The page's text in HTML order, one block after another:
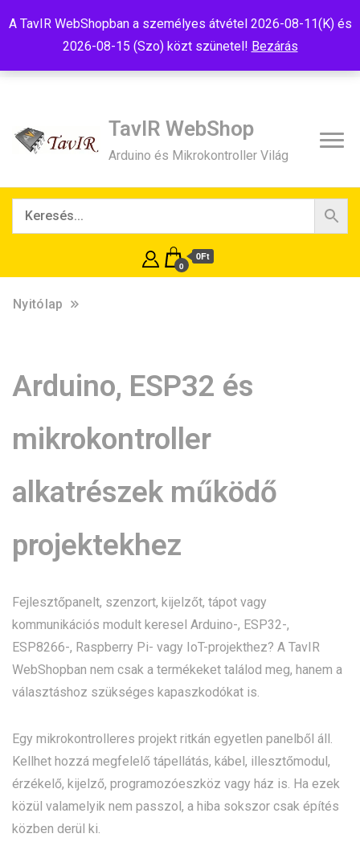
A TavIR WebShopban a személyes átvétel 2026-08-11(K) és
2026-08-15 (Szo) közt szünetel! Bezárás
TavIR WebShop
Arduino és Mikrokontroller Világ
0
0Ft
Nyitólap
Arduino, ESP32 és
mikrokontroller
alkatrészek működő
projektekhez
Fejlesztőpanelt, szenzort, kijelzőt, tápot vagy
kommunikációs modult keresel Arduino-, ESP32-,
ESP8266-, Raspberry Pi- vagy IoT-projekthez? A TavIR
WebShopban nem csak a termékeket találod meg, hanem a
választáshoz szükséges kapaszkodókat is.
Egy mikrokontrolleres projekt ritkán egyetlen panelből áll.
Kellhet hozzá megfelelő tápellátás, kábel, illesztőmodul,
érzékelő, kijelző, programozóeszköz vagy ház is. Ha ezek
közül valamelyik nem passzol, a hiba sokszor csak építés
közben derül ki.